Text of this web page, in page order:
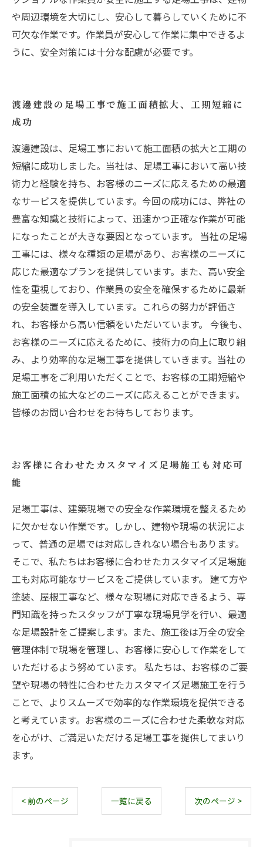
や周辺環境を大切にし、安心して暮らしていくために不
可欠な作業です。作業員が安心して作業に集中できるよ
うに、安全対策には十分な配慮が必要です。
渡邊建設の足場工事で施工面積拡大、工期短縮に
成功
渡邊建設は、足場工事において施工面積の拡大と工期の
短縮に成功しました。当社は、足場工事において高い技
術力と経験を持ち、お客様のニーズに応えるための最適
なサービスを提供しています。今回の成功には、弊社の
豊富な知識と技術によって、迅速かつ正確な作業が可能
になったことが大きな要因となっています。 当社の足場
工事には、様々な種類の足場があり、お客様のニーズに
応じた最適なプランを提供しています。また、高い安全
性を重視しており、作業員の安全を確保するために最新
の安全装置を導入しています。これらの努力が評価さ
れ、お客様から高い信頼をいただいています。 今後も、
お客様のニーズに応えるために、技術力の向上に取り組
み、より効率的な足場工事を提供していきます。当社の
足場工事をご利用いただくことで、お客様の工期短縮や
施工面積の拡大などのニーズに応えることができます。
皆様のお問い合わせをお待ちしております。
お客様に合わせたカスタマイズ足場施工も対応可
能
足場工事は、建築現場での安全な作業環境を整えるため
に欠かせない作業です。しかし、建物や現場の状況によ
って、普通の足場では対応しきれない場合もあります。
そこで、私たちはお客様に合わせたカスタマイズ足場施
工も対応可能なサービスをご提供しています。 建て方や
塗装、屋根工事など、様々な現場に対応できるよう、専
門知識を持ったスタッフが丁寧な現場見学を行い、最適
な足場設計をご提案します。また、施工後は万全の安全
管理体制で現場を管理し、お客様に安心して作業をして
いただけるよう努めています。 私たちは、お客様のご要
望や現場の特性に合わせたカスタマイズ足場施工を行う
ことで、よりスムーズで効率的な作業環境を提供できる
と考えています。お客様のニーズに合わせた柔軟な対応
を心がけ、ご満足いただける足場工事を提供してまいり
ます。
< 前のページ 一覧に戻る 次のページ >